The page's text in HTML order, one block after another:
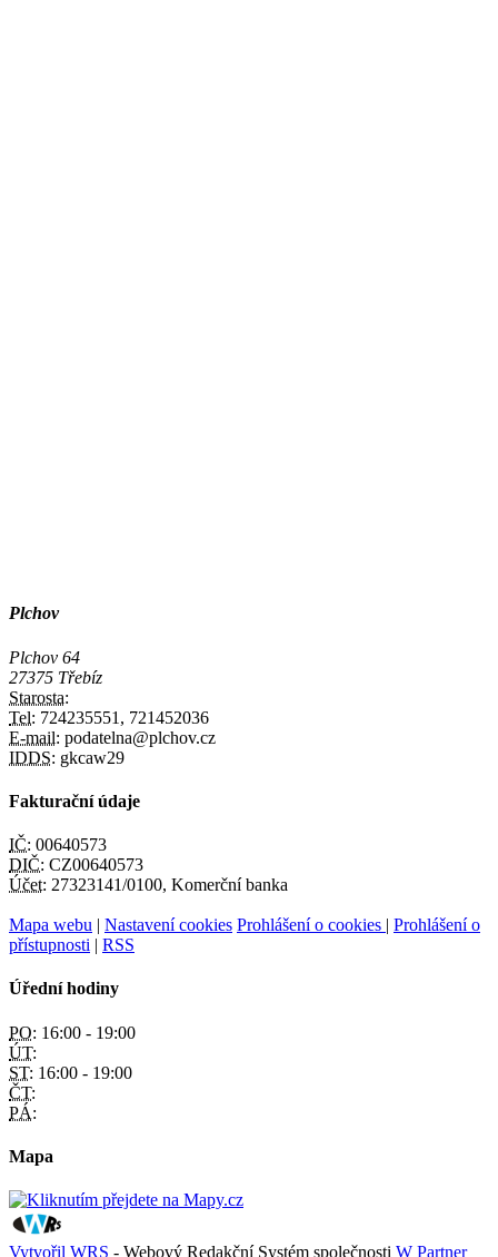
Plchov
Plchov 64
27375 Třebíz
Starosta:
Tel: 724235551, 721452036
E-mail: podatelna@plchov.cz
IDDS: gkcaw29
Fakturační údaje
IČ: 00640573
DIČ: CZ00640573
Účet: 27323141/0100, Komerční banka
Mapa webu | Nastavení cookies Prohlášení o cookies | Prohlášení o
přístupnosti | RSS
Úřední hodiny
PO: 16:00 - 19:00
ÚT:
ST: 16:00 - 19:00
ČT:
PÁ:
Mapa
Vytvořil WRS - Webový Redakční Systém společnosti W Partner